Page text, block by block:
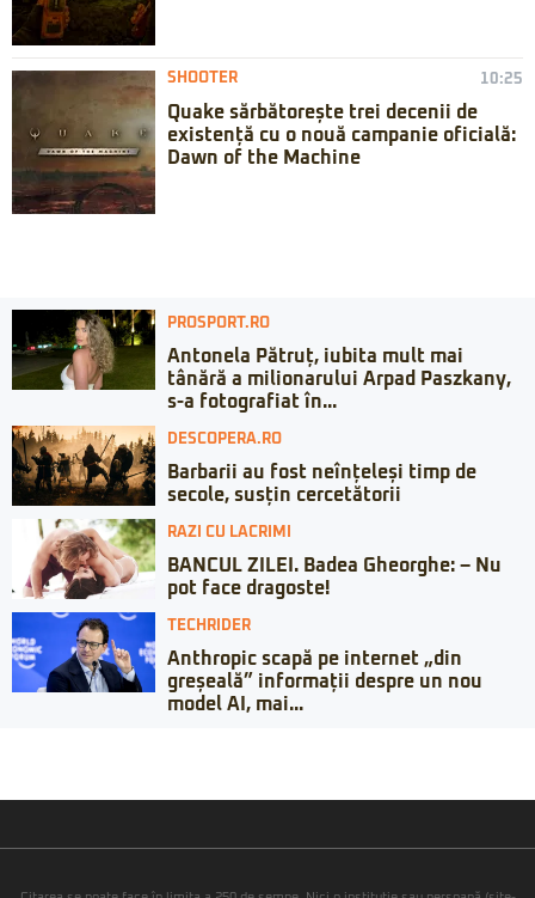
SHOOTER 10:25
Quake sărbătorește trei decenii de
existență cu o nouă campanie oficială:
Dawn of the Machine
PROSPORT.RO
Antonela Pătruț, iubita mult mai
tânără a milionarului Arpad Paszkany,
s-a fotografiat în...
DESCOPERA.RO
Barbarii au fost neînțeleși timp de
secole, susțin cercetătorii
RAZI CU LACRIMI
BANCUL ZILEI. Badea Gheorghe: – Nu
pot face dragoste!
TECHRIDER
Anthropic scapă pe internet „din
greșeală” informații despre un nou
model AI, mai...